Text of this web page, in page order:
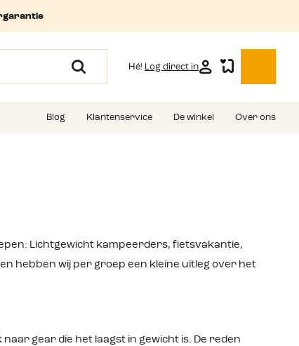
Hé! Log direct in
Blog Klantenservice De winkel Over ons
Lichtgewicht kampeerders, fietsvakantie,
hebben wij per groep een kleine uitleg over het
gear die het laagst in gewicht is. De reden